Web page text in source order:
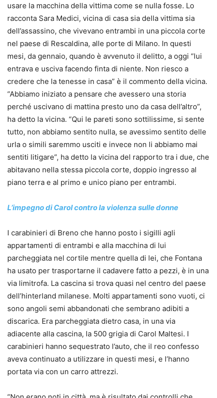
usare la macchina della vittima come se nulla fosse. Lo
racconta Sara Medici, vicina di casa sia della vittima sia
dell’assassino, che vivevano entrambi in una piccola corte
nel paese di Rescaldina, alle porte di Milano. In questi
mesi, da gennaio, quando è avvenuto il delitto, a oggi “lui
entrava e usciva facendo finta di niente. Non riesco a
credere che la tenesse in casa” è il commento della vicina.
“Abbiamo iniziato a pensare che avessero una storia
perché uscivano di mattina presto uno da casa dell’altro”,
ha detto la vicina. “Qui le pareti sono sottilissime, si sente
tutto, non abbiamo sentito nulla, se avessimo sentito delle
urla o simili saremmo usciti e invece non li abbiamo mai
sentiti litigare”, ha detto la vicina del rapporto tra i due, che
abitavano nella stessa piccola corte, doppio ingresso al
piano terra e al primo e unico piano per entrambi.
L’impegno di Carol contro la violenza sulle donne
I carabinieri di Breno che hanno posto i sigilli agli
appartamenti di entrambi e alla macchina di lui
parcheggiata nel cortile mentre quella di lei, che Fontana
ha usato per trasportarne il cadavere fatto a pezzi, è in una
via limitrofa. La cascina si trova quasi nel centro del paese
dell’hinterland milanese. Molti appartamenti sono vuoti, ci
sono angoli semi abbandonati che sembrano adibiti a
discarica. Era parcheggiata dietro casa, in una via
adiacente alla cascina, la 500 grigia di Carol Maltesi. I
carabinieri hanno sequestrato l’auto, che il reo confesso
aveva continuato a utilizzare in questi mesi, e l’hanno
portata via con un carro attrezzi.